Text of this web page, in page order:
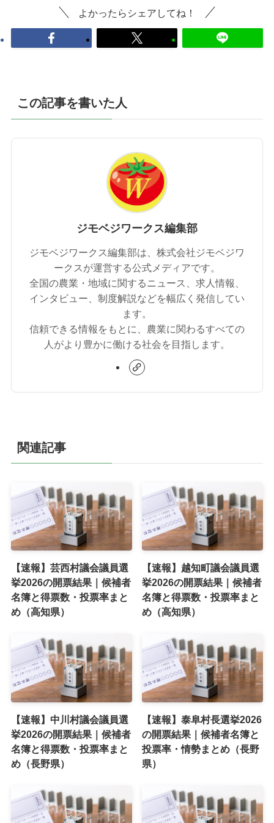
よかったらシェアしてね！
この記事を書いた人
ジモベジワークス編集部
ジモベジワークス編集部は、株式会社ジモベジワ
ークスが運営する公式メディアです。
全国の農業・地域に関するニュース、求人情報、
インタビュー、制度解説などを幅広く発信してい
ます。
信頼できる情報をもとに、農業に関わるすべての
人がより豊かに働ける社会を目指します。
関連記事
【速報】芸西村議会議員選
挙2026の開票結果｜候補者
名簿と得票数・投票率まと
め（高知県）
【速報】越知町議会議員選
挙2026の開票結果｜候補者
名簿と得票数・投票率まと
め（高知県）
【速報】中川村議会議員選
挙2026の開票結果｜候補者
名簿と得票数・投票率まと
め（長野県）
【速報】泰阜村長選挙2026
の開票結果｜候補者名簿と
投票率・情勢まとめ（長野
県）